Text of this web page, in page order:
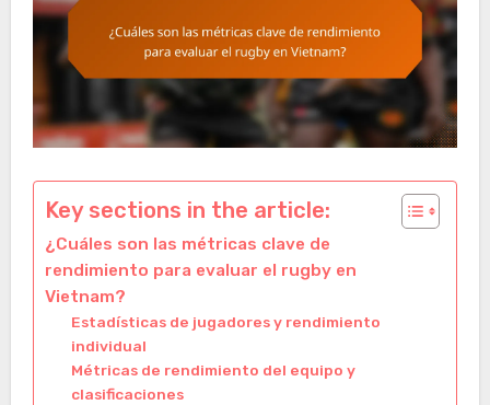
Key sections in the article:
¿Cuáles son las métricas clave de
rendimiento para evaluar el rugby en
Vietnam?
Estadísticas de jugadores y rendimiento
individual
Métricas de rendimiento del equipo y
clasificaciones